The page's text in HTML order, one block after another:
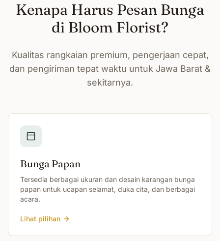
Kenapa Harus Pesan Bunga
di Bloom Florist?
Kualitas rangkaian premium, pengerjaan cepat,
dan pengiriman tepat waktu untuk Jawa Barat &
sekitarnya.
Bunga Papan
Tersedia berbagai ukuran dan desain karangan bunga
papan untuk ucapan selamat, duka cita, dan berbagai
acara.
Lihat pilihan